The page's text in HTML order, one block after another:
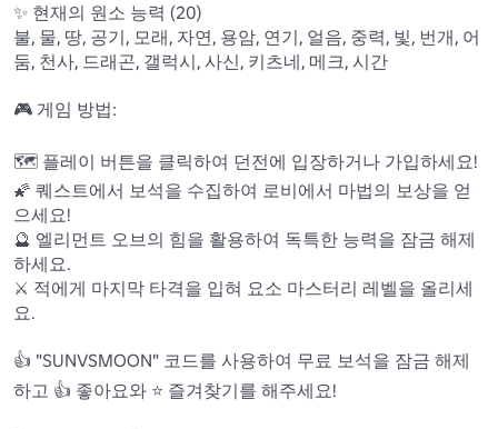
✨ 현재의 원소 능력 (20)
불, 물, 땅, 공기, 모래, 자연, 용암, 연기, 얼음, 중력, 빛, 번개, 어
둠, 천사, 드래곤, 갤럭시, 사신, 키츠네, 메크, 시간
🎮 게임 방법:
🗺️ 플레이 버튼을 클릭하여 던전에 입장하거나 가입하세요!
🌠 퀘스트에서 보석을 수집하여 로비에서 마법의 보상을 얻
으세요!
🔮 엘리먼트 오브의 힘을 활용하여 독특한 능력을 잠금 해제
하세요.
⚔️ 적에게 마지막 타격을 입혀 요소 마스터리 레벨을 올리세
요.
👍 "SUNVSMOON" 코드를 사용하여 무료 보석을 잠금 해제
하고 👍 좋아요와 ⭐ 즐겨찾기를 해주세요!